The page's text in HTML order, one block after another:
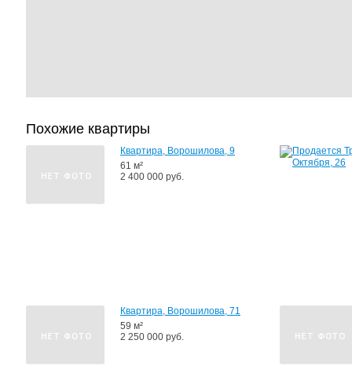
Похожие квартиры
Квартира, Ворошилова, 9
61 м²
2 400 000 руб.
Квартира, Ворошилова, 71
59 м²
2 250 000 руб.